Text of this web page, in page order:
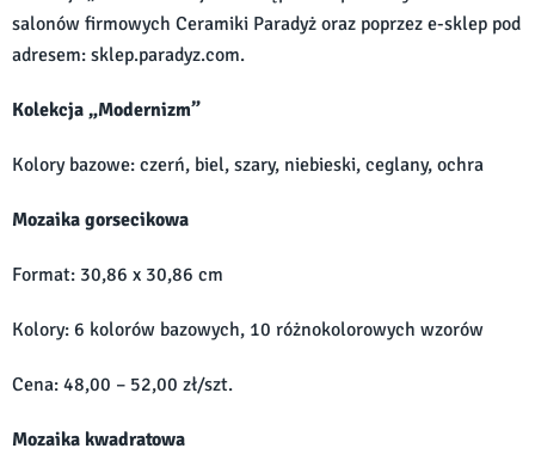
salonów firmowych Ceramiki Paradyż oraz poprzez e-sklep pod
adresem: sklep.paradyz.com.
Kolekcja „Modernizm”
Kolory bazowe: czerń, biel, szary, niebieski, ceglany, ochra
Mozaika gorsecikowa
Format: 30,86 x 30,86 cm
Kolory: 6 kolorów bazowych, 10 różnokolorowych wzorów
Cena: 48,00 – 52,00 zł/szt.
Mozaika kwadratowa